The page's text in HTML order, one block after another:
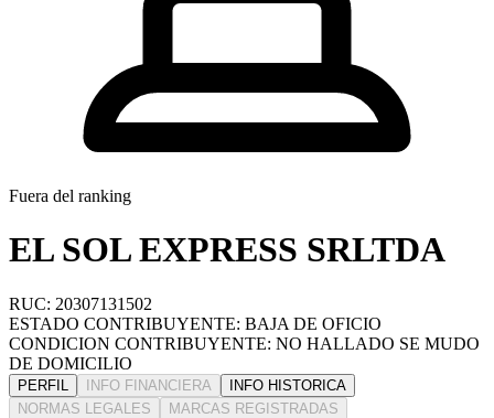
Fuera del ranking
EL SOL EXPRESS SRLTDA
RUC: 20307131502
ESTADO CONTRIBUYENTE: BAJA DE OFICIO
CONDICION CONTRIBUYENTE: NO HALLADO SE MUDO
DE DOMICILIO
PERFIL INFO FINANCIERA
INFO HISTORICA
NORMAS LEGALES
MARCAS REGISTRADAS